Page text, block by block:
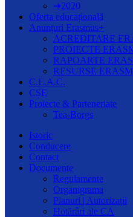
➔2020
Oferta educațională
Anunțuri Erasmus+
ACREDITARE
PROIECTE
RAPOARTE
RESURSE
C.E.A.C.
CȘE
Proiecte & Parteneriate
Tea-Borgs
Istoric
Conducere
Contact
Documente
Regulamente
Organigrama
Planuri | Autorizații
Hotărâri ale CA